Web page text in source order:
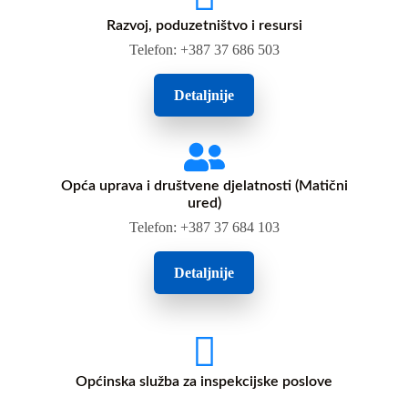
Razvoj, poduzetništvo i resursi
Telefon: +387 37 686 503
Detaljnije
Opća uprava i društvene djelatnosti (Matični
ured)
Telefon: +387 37 684 103
Detaljnije
Općinska služba za inspekcijske poslove